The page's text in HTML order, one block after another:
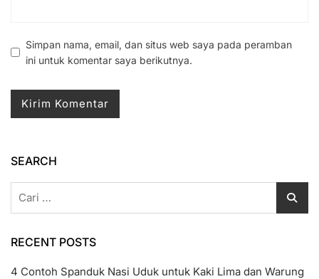
Simpan nama, email, dan situs web saya pada peramban
ini untuk komentar saya berikutnya.
SEARCH
RECENT POSTS
4 Contoh Spanduk Nasi Uduk untuk Kaki Lima dan Warung